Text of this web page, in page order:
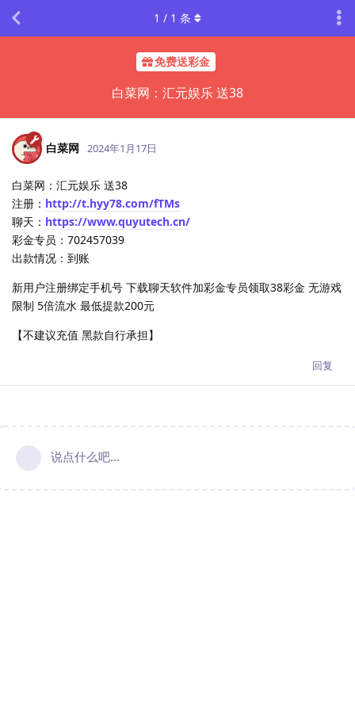
免费送彩金
白菜网：汇元娱乐 送38
1 / 1 条
白菜网 2024年1月17日
白菜网：汇元娱乐 送38
注册： http://t.hyy78.com/fTMs
聊天： https://www.quyutech.cn/
彩金专员：702457039
出款情况：到账
新用户注册绑定手机号 下载聊天软件加彩金专员领取38彩金 无游戏
限制 5倍流水 最低提款200元
【不建议充值 黑款自行承担】
回复
说点什么吧...